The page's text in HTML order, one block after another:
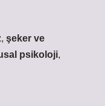
, şeker ve
psikoloji,